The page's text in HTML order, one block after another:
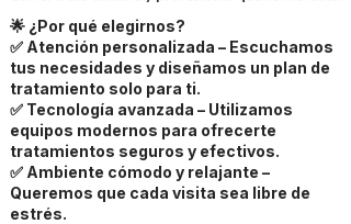
🌟 ¿Por qué elegirnos?
✅ Atención personalizada – Escuchamos
tus necesidades y diseñamos un plan de
tratamiento solo para ti.
✅ Tecnología avanzada – Utilizamos
equipos modernos para ofrecerte
tratamientos seguros y efectivos.
✅ Ambiente cómodo y relajante –
Queremos que cada visita sea libre de
estrés.